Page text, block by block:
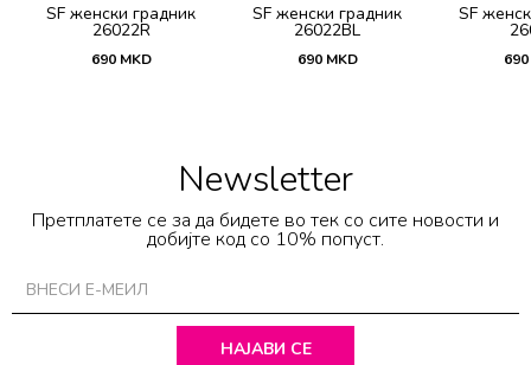
SF женски градник
26022R
690 MKD
SF женски градник
26022BL
690 MKD
SF
690
Newsletter
Претплатете се за да бидете во тек со сите новости и
добијте код со 10% попуст.
НАЈАВИ СЕ